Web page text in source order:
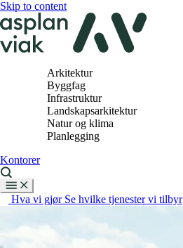
Skip to content
Arkitektur
Byggfag
Infrastruktur
Landskapsarkitektur
Natur og klima
Planlegging
Kontorer
Hva vi gjør Se hvilke tjenester vi tilbyr